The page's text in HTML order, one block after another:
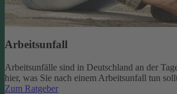
Arbeitsunfall
Arbeitsunfälle sind in Deutschland an der
hier, was Sie nach einem Arbeitsunfall tun
Zum Ratgeber